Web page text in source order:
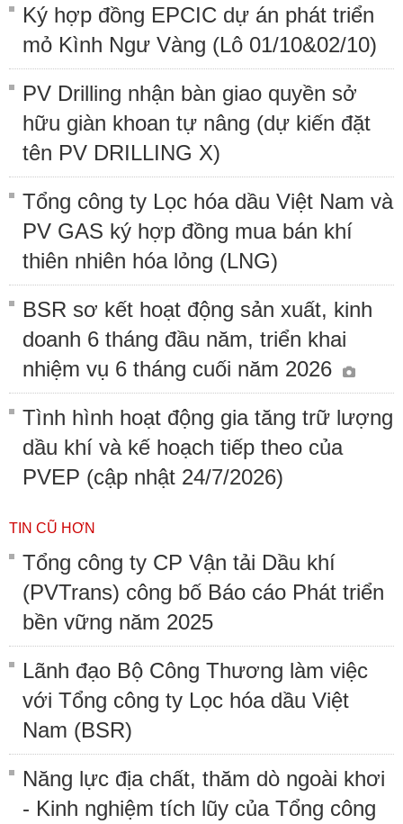
Ký hợp đồng EPCIC dự án phát triển
mỏ Kình Ngư Vàng (Lô 01/10&02/10)
PV Drilling nhận bàn giao quyền sở
hữu giàn khoan tự nâng (dự kiến đặt
tên PV DRILLING X)
Tổng công ty Lọc hóa dầu Việt Nam và
PV GAS ký hợp đồng mua bán khí
thiên nhiên hóa lỏng (LNG)
BSR sơ kết hoạt động sản xuất, kinh
doanh 6 tháng đầu năm, triển khai
nhiệm vụ 6 tháng cuối năm 2026
Tình hình hoạt động gia tăng trữ lượng
dầu khí và kế hoạch tiếp theo của
PVEP (cập nhật 24/7/2026)
TIN CŨ HƠN
Tổng công ty CP Vận tải Dầu khí
(PVTrans) công bố Báo cáo Phát triển
bền vững năm 2025
Lãnh đạo Bộ Công Thương làm việc
với Tổng công ty Lọc hóa dầu Việt
Nam (BSR)
Năng lực địa chất, thăm dò ngoài khơi
- Kinh nghiệm tích lũy của Tổng công